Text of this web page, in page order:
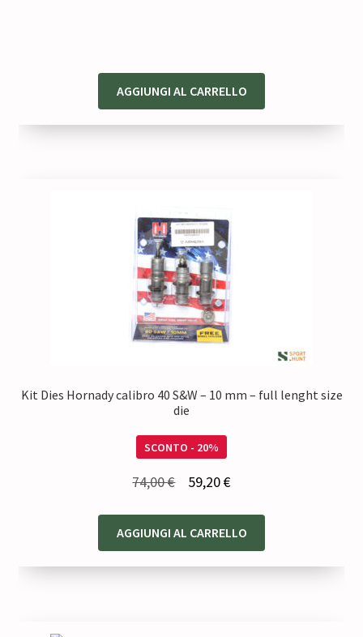
AGGIUNGI AL CARRELLO
Kit Dies Hornady calibro 40 S&W – 10 mm – full lenght size
die
SCONTO - 20%
74,00€
originale
era:
59,20€Il
attuale
è:
AGGIUNGI AL CARRELLO